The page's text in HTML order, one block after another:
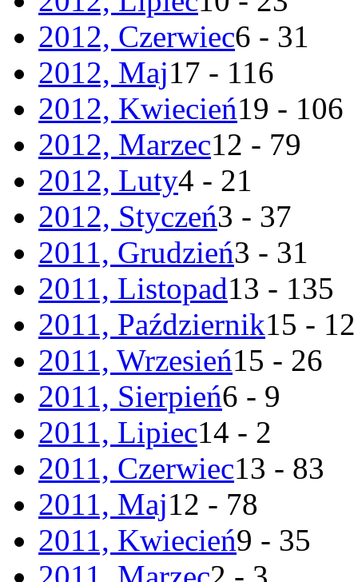
2012, Czerwiec6 - 31
2012, Maj17 - 116
2012, Kwiecień19 - 106
2012, Marzec12 - 79
2012, Luty4 - 21
2012, Styczeń3 - 37
2011, Grudzień3 - 31
2011, Listopad13 - 135
2011, Październik15 -
2011, Wrzesień15 - 26
2011, Sierpień6 - 9
2011, Lipiec14 - 2
2011, Czerwiec13 - 83
2011, Maj12 - 78
2011, Kwiecień9 - 35